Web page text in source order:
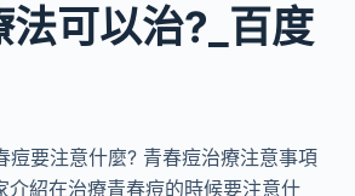
法可以治?_百度
痘要注意什麼? 青春痘治療注意事項
介紹在治療青春痘的時候要注意什